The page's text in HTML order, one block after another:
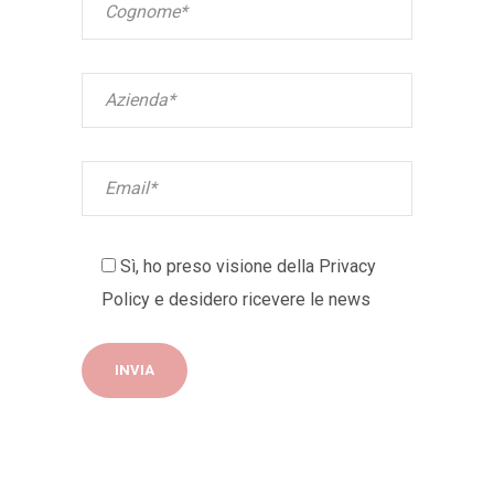
Sì, ho preso visione della Privacy
Policy e desidero ricevere le news